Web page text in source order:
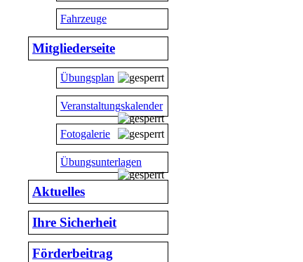
Fahrzeuge
Mitgliederseite
Übungsplan
Veranstaltungskalender
Fotogalerie
Übungsunterlagen
Aktuelles
Ihre Sicherheit
Förderbeitrag